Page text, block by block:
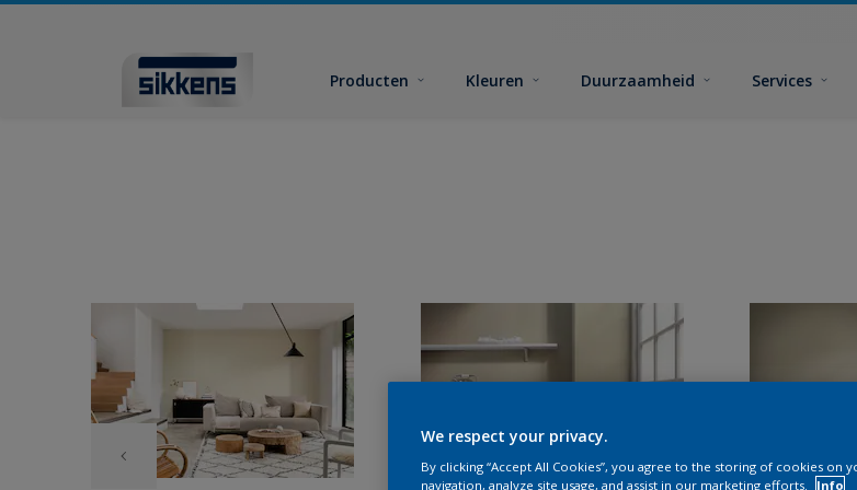
Producten Kleuren Duurzaamheid Services
We respect your privacy.
By clicking “Accept All Cookies”, you agree to the storing of cookies on
navigation, analyze site usage, and assist in our marketing efforts.
Info